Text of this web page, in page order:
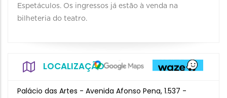
Espetáculos. Os ingressos já estão à venda na
bilheteria do teatro.
LOCALIZAÇÃO
Palácio das Artes - Avenida Afonso Pena, 1.537 -